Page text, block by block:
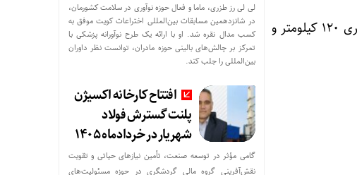
– و سامانه سلاح پدافند هوایی برد بلند ۱۵ خرداد، با برد کشف ۲۰۰ کیلومتر، برد درگیری ۱۲۰ کیلومتر و
لی لی رز طزری، ماما و فعال حوزه نوآوری در سلامت کشورمان،
در شانزدهمین مسابقات بین‌المللی اختراعات کویت موفق به
کسب مدال نقره شد. او با ارائه یک طرح نوآورانه پزشکی با
تمرکز بر چالش‌های بالینی حوزه مادران، توانست نظر داوران
بین‌المللی را جلب کند.
افتتاح کارخانه اکسیژن
پلنت گسترش فولاد
شهریار در خردادماه ۱۴۰۵
گامی مؤثر در توسعه صنعت، تأمین نیازهای حیاتی و تقویت
نقش‌آفرینی گروه مالی گردشگری در حوزه مسئولیت‌های